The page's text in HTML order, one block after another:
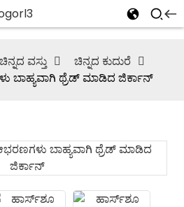
ಚಿನ್ನದ ವಸ್ತು
ಚಿನ್ನದ ಕುದುರೆ
ಬಾಹ್ಯವಾಗಿ ಥ್ರೆಡ್ ಮಾಡಿದ ಜಿರ್ಕಾನ್